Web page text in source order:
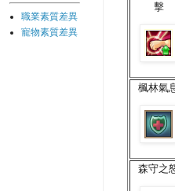
擊
楓林氣
森守之
職業素質差異
寵物素質差異